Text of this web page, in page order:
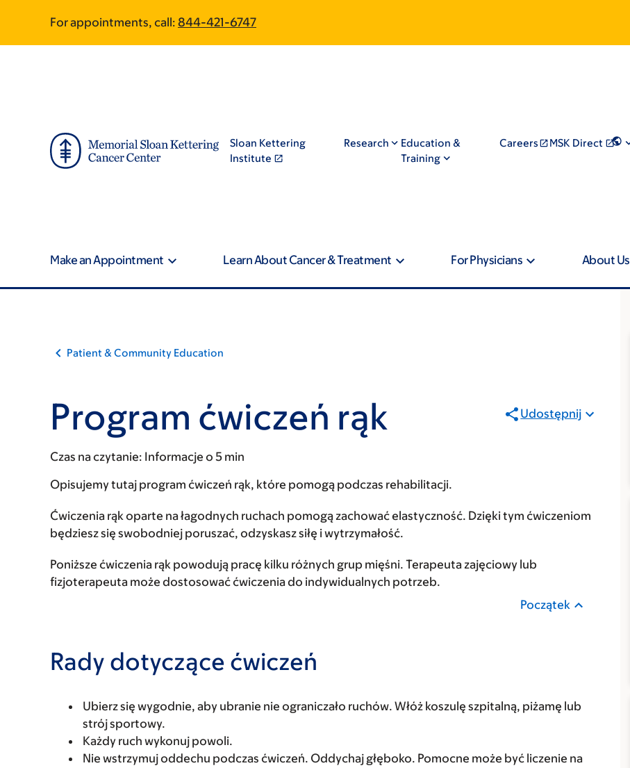
main
footer
For appointments, call: 844-421-6747
Sloan Kettering
Institute
Research
Education &
Training
Careers MSK Direct
Make an Appointment Learn About Cancer & Treatment For Physicians About Us
Patient & Community Education
Program ćwiczeń rąk Udostępnij
Czas na czytanie: Informacje o 5 min
Opisujemy tutaj program ćwiczeń rąk, które pomogą podczas rehabilitacji.
Ćwiczenia rąk oparte na łagodnych ruchach pomogą zachować elastyczność. Dzięki tym ćwiczeniom
będziesz się swobodniej poruszać, odzyskasz siłę i wytrzymałość.
Poniższe ćwiczenia rąk powodują pracę kilku różnych grup mięśni. Terapeuta zajęciowy lub
fizjoterapeuta może dostosować ćwiczenia do indywidualnych potrzeb.
Początek
Rady dotyczące ćwiczeń
Ubierz się wygodnie, aby ubranie nie ograniczało ruchów. Włóż koszulę szpitalną, piżamę lub
strój sportowy.
Każdy ruch wykonuj powoli.
Nie wstrzymuj oddechu podczas ćwiczeń. Oddychaj głęboko. Pomocne może być liczenie na